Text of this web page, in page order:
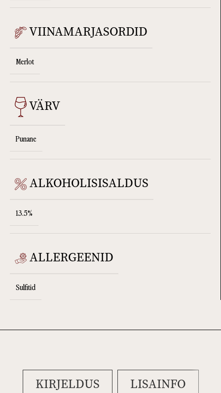
VIINAMARJASORDID
Merlot
VÄRV
Punane
ALKOHOLISISALDUS
13.5%
ALLERGEENID
Sulfitid
KIRJELDUS LISAINFO